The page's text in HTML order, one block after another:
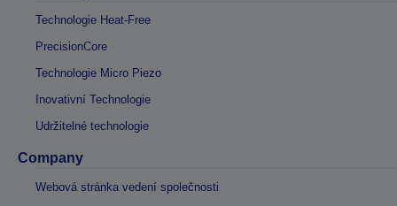
Technologie Heat-Free
PrecisionCore
Technologie Micro Piezo
Inovativní Technologie
Udržitelné technologie
Company
Webová stránka vedení společnosti